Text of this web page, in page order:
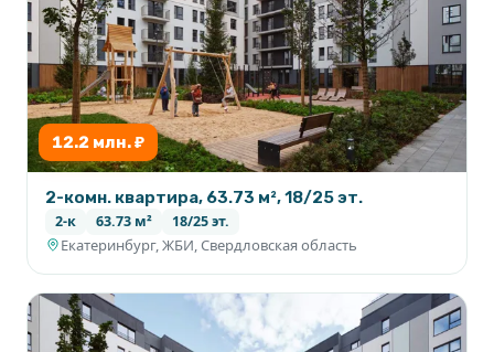
12.2 млн. ₽
2-комн. квартира, 63.73 м², 18/25 эт.
2-к 63.73 м² 18/25 эт.
Екатеринбург, ЖБИ, Свердловская область